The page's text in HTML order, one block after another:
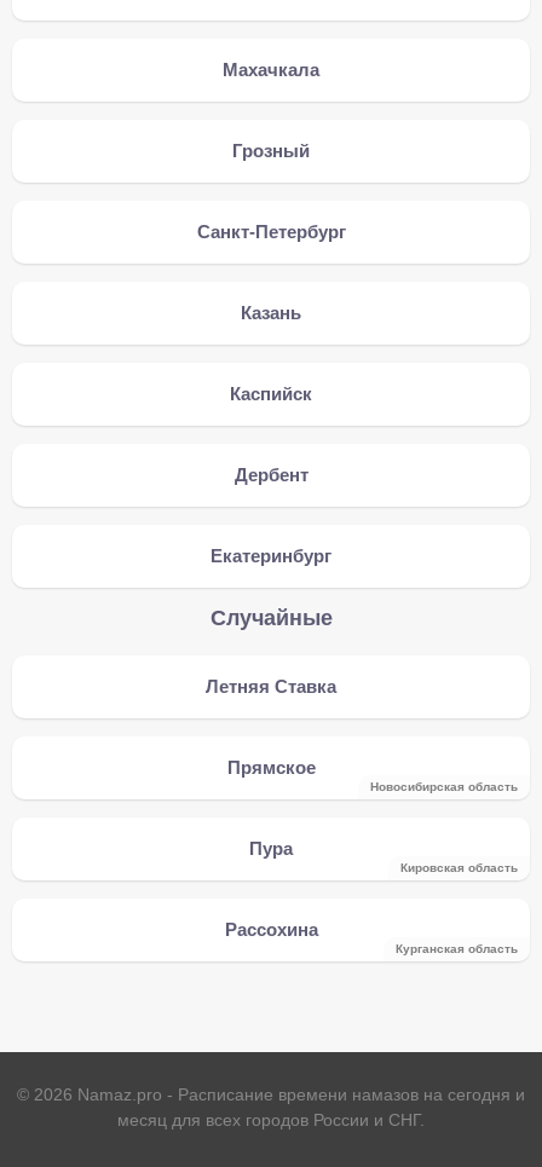
Махачкала
Грозный
Санкт-Петербург
Казань
Каспийск
Дербент
Екатеринбург
Случайные
Летняя Ставка
Прямское
Новосибирская область
Пура
Кировская область
Рассохина
Курганская область
© 2026 Namaz.pro - Расписание времени намазов на сегодня и
месяц для всех городов России и СНГ.